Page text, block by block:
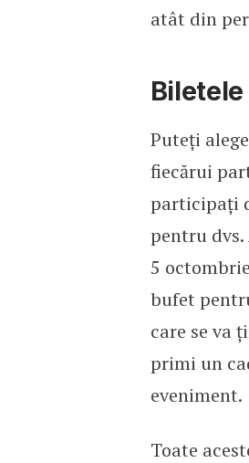
atât din
Puteți
fiecărui
participați
pentru
5
bufet
care se va
primi un
eveniment.
Toate